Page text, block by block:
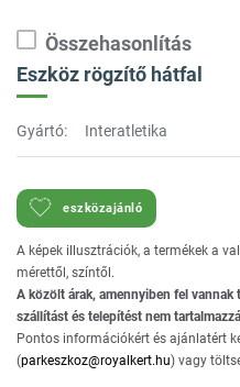
Összehasonlítás
Eszköz rögzítő hátfal
Gyártó: Interatletika
eszközajánló
A képek illusztrációk, a termékek a
mérettől, színtől.
A közölt árak, amennyiben fel
szállítást és telepítést nem
Pontos információkért és ajánlatért
(parkeszkoz@royalkert.hu) vagy